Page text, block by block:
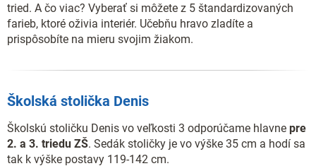
tried. A čo viac? Vyberať si môžete z 5 štandardizovaných
farieb, ktoré oživia interiér. Učebňu hravo zladíte a
prispôsobíte na mieru svojim žiakom.
Školská stolička Denis
Školskú stoličku Denis vo veľkosti 3 odporúčame hlavne pre
2. a 3. triedu ZŠ. Sedák stoličky je vo výške 35 cm a hodí sa
tak k výške postavy 119-142 cm.